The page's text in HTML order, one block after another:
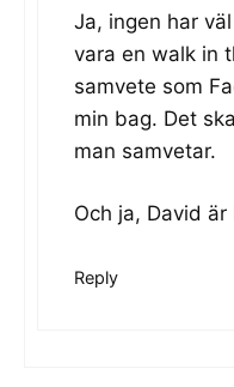
Ja, ingen har
vara en walk in
samvete som
min bag. Det
man samvetar.
Och ja, David är
Reply